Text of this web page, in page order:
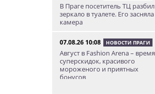
В Праге посетитель ТЦ разбил
зеркало в туалете. Его засняла
камера
07.08.26 10:08 НОВОСТИ ПРАГИ
Август в Fashion Arena – время
суперскидок, красивого
мороженого и приятных
бонусов